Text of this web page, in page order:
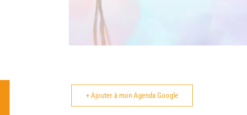
+ Ajouter à mon Agenda Google